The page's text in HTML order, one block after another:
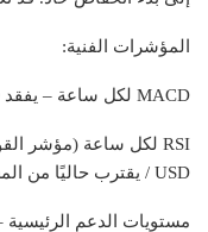
المؤشرات الفنية:
MACD لكل ساعة – يفقد MACD زخمه الآن في المنطقة الهابطة.
/ USD يقترب حاليًا من المستوى 50.
مستويات الدعم الرئيسية – 48500 دولار ، تليها 45000